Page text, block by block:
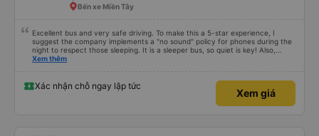
Bến xe Miền Tây
Excellent bus and very safe driving. To make this a 5-star experience, I
suggest the company implements a "no sound" policy for phones during the
night to respect those sleeping. It is a sleeper bus, so quiet is key! Also,
please display the Wi-Fi password clearly inside the cabin for convenience. I
quy định rõ ràng về việc giữ im lặng (tắt âm thanh điện thoại) vào ban đêm
để tránh làm phiền hành khách khác ngủ. Ngoài ra, nhà xe nên dán sẵn mật
khẩu Wi-Fi trong xe để hành khách dễ dàng sử dụng. Tôi vẫn sẽ tiếp tục ủng
Xem thêm
Xác nhận chỗ ngay lập tức
Xem giá